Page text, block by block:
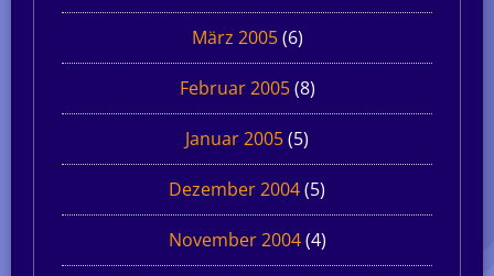
März 2005(6)
Februar 2005(8)
Januar 2005(5)
Dezember 2004(5)
November 2004(4)